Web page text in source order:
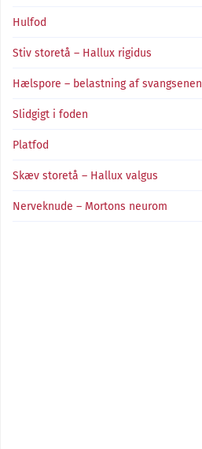
Hulfod
Stiv storetå – Hallux rigidus
Hælspore – belastning af svangsenen
Slidgigt i foden
Platfod
Skæv storetå – Hallux valgus
Nerveknude – Mortons neurom